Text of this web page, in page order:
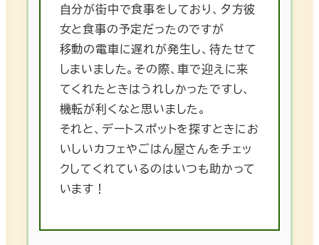
自分が街中で食事をしており、夕方彼
女と食事の予定だったのですが
移動の電車に遅れが発生し、待たせて
しまいました。その際、車で迎えに来
てくれたときはうれしかったですし、
機転が利くなと思いました。
それと、デートスポットを探すときにお
いしいカフェやごはん屋さんをチェッ
クしてくれているのはいつも助かって
います！